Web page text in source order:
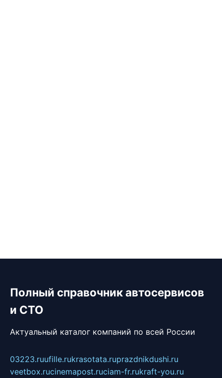
Полный справочник автосервисов
и СТО
Актуальный каталог компаний по всей России
03223.ruufille.rukrasotata.ruprazdnikdushi.ru
veetbox.rucinemapost.ruciam-fr.rukraft-you.ru